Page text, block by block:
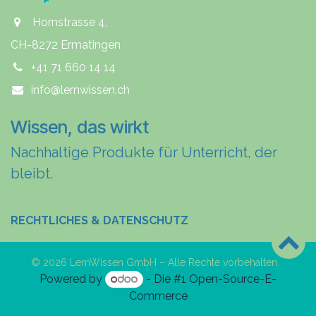
Hornstrasse 4,
CH-8272 Ermatingen
+41 71 660 14 14
info@lernwissen.ch
Wissen, das wirkt
Nachhaltige Produkte für Unterricht, der
bleibt.
RECHTLICHES & DATENSCHUTZ
© 2026 LernWissen GmbH – Alle Rechte vorbehalten.
Powered by - Die #1 Open-Source-E-
Commerce